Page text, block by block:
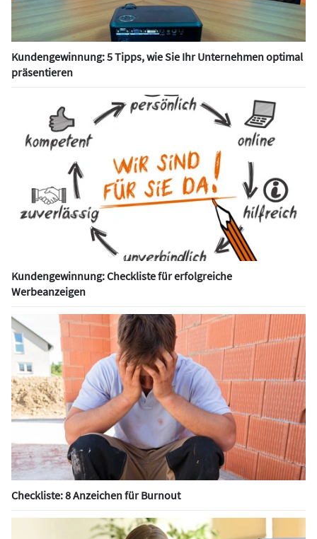
Kundengewinnung: 5 Tipps, wie Sie Ihr Unternehmen optimal
präsentieren
Kundengewinnung: Checkliste für erfolgreiche
Werbeanzeigen
Checkliste: 8 Anzeichen für Burnout